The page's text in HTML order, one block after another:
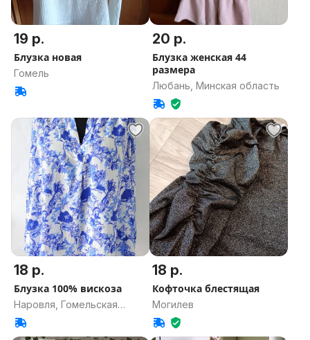
19 р.
Блузка новая
Гомель
20 р.
Блузка женская 44
размера
Любань, Минская область
18 р.
Блузка 100% вискоза
Наровля, Гомельская
область
18 р.
Кофточка блестящая
Могилев